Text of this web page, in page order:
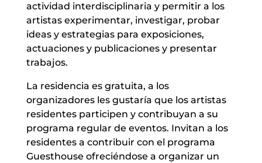
actividad interdisciplinaria y permitir a los
artistas experimentar, investigar, probar
ideas y estrategias para exposiciones,
actuaciones y publicaciones y presentar
trabajos.
La residencia es gratuita, a los
organizadores les gustaría que los artistas
residentes participen y contribuyan a su
programa regular de eventos. Invitan a los
residentes a contribuir con el programa
Guesthouse ofreciéndose a organizar un